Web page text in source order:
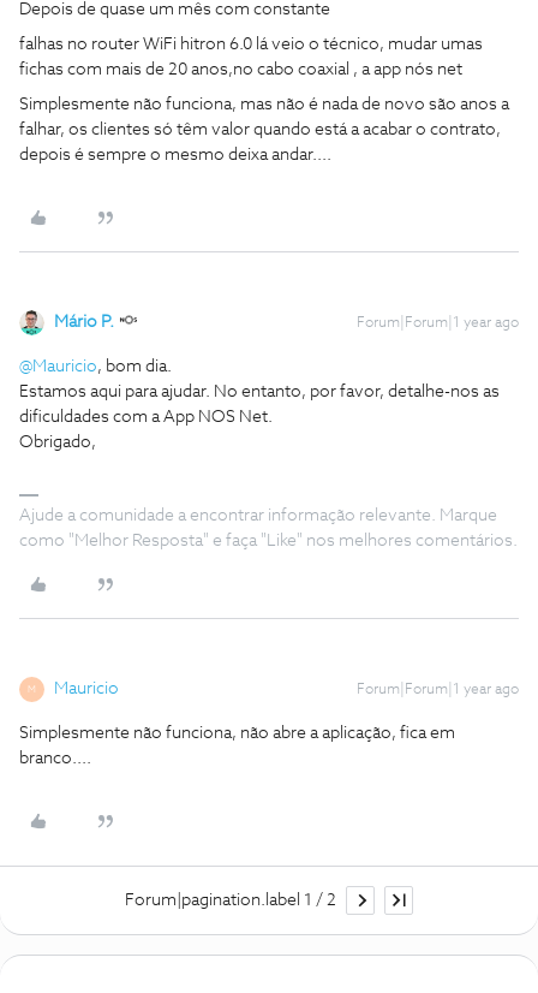
Depois de quase um mês com constante
falhas no router WiFi hitron 6.0 lá veio o técnico, mudar umas
fichas com mais de 20 anos,no cabo coaxial , a app nós net
Simplesmente não funciona, mas não é nada de novo são anos a
falhar, os clientes só têm valor quando está a acabar o contrato,
depois é sempre o mesmo deixa andar....
Mário P. Forum|Forum|1 year ago
@Mauricio, bom dia.
Estamos aqui para ajudar. No entanto, por favor, detalhe-nos as
dificuldades com a App NOS Net.
Obrigado,
Ajude a comunidade a encontrar informação relevante. Marque
como "Melhor Resposta" e faça "Like" nos melhores comentários.
M Mauricio Forum|Forum|1 year ago
Simplesmente não funciona, não abre a aplicação, fica em
branco....
Forum|pagination.label 1 / 2